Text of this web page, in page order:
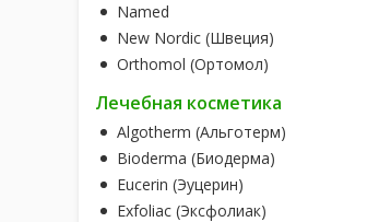
Named
New Nordic (Швеция)
Orthomol (Ортомол)
Лечебная косметика
Algotherm (Альготерм)
Bioderma (Биодерма)
Eucerin (Эуцерин)
Exfoliac (Эксфолиак)